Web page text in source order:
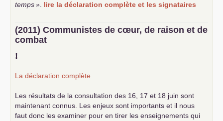
temps» lire la déclaration complète et les signataires
(2011) Communistes de cœur, de raison et de
combat
!
La déclaration complète
Les résultats de la consultation des 16, 17 et 18 juin sont
maintenant connus. Les enjeux sont importants et il nous
faut donc les examiner pour en tirer les enseignements qui